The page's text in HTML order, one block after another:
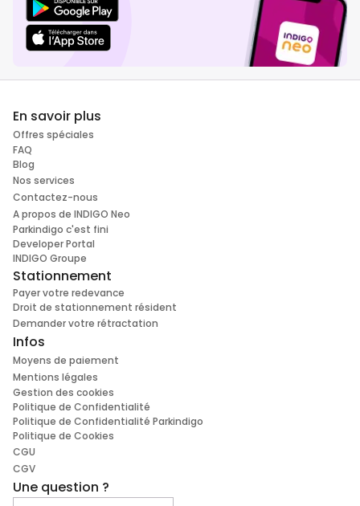
En savoir plus
Offres spéciales
FAQ
Blog
Nos services
Contactez-nous
A propos de INDIGO Neo
Parkindigo c'est fini
Developer Portal
INDIGO Groupe
Stationnement
Payer votre redevance
Droit de stationnement résident
Demander votre rétractation
Infos
Moyens de paiement
Mentions légales
Gestion des cookies
Politique de Confidentialité
Politique de Confidentialité Parkindigo
Politique de Cookies
CGU
CGV
Une question ?